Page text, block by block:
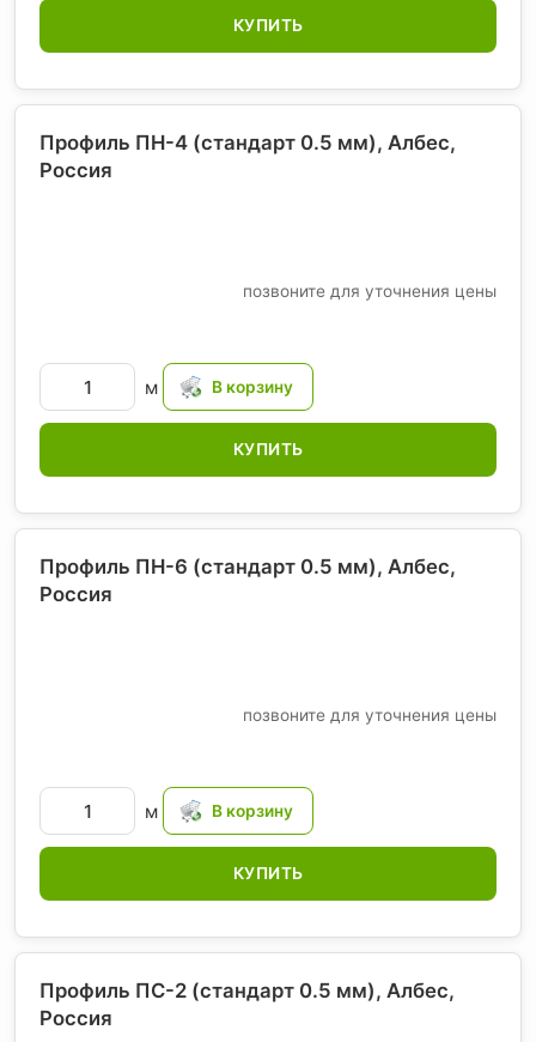
КУПИТЬ
Профиль ПН-4 (стандарт 0.5 мм), Албес,
Россия
позвоните для уточнения цены
м
КУПИТЬ
Профиль ПН-6 (стандарт 0.5 мм), Албес,
Россия
позвоните для уточнения цены
м
КУПИТЬ
Профиль ПС-2 (стандарт 0.5 мм), Албес,
Россия